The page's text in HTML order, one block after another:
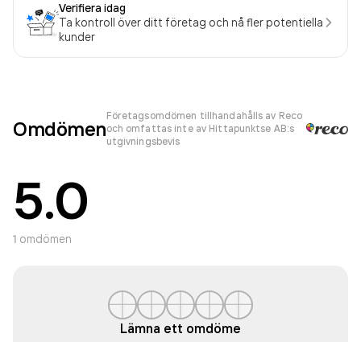
Verifiera idag
Ta kontroll över ditt företag och nå fler potentiella
kunder
Omdömen
Företagsomdömen tillhandahålls av Reco
och omfattas inte av Hittapunktse AB:s
utgivningsbevis
5.0
1 omdömen
Lämna ett omdöme